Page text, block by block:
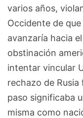
varios años,
Occidente de
avanzaría hacia
obstinación
intentar vincular
rechazo de
paso significaba
misma como